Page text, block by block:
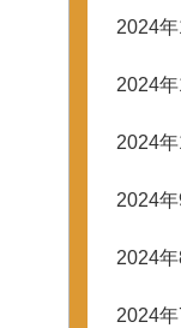
2024年
2024年
2024年
2024年
2024年
2024年